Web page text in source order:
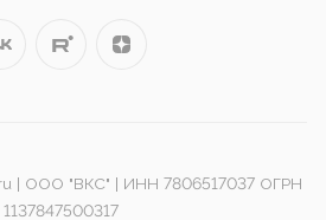
| ООО "ВКС" | ИНН 7806517037 ОГРН
1137847500317